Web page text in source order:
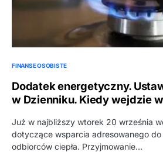
FINANSE OSOBISTE
Dodatek energetyczny.
w Dzienniku. Kiedy wejdzie
Już w najbliższy wtorek 20 września
dotyczące wsparcia adresowanego
odbiorców ciepła. Przyjmowanie…